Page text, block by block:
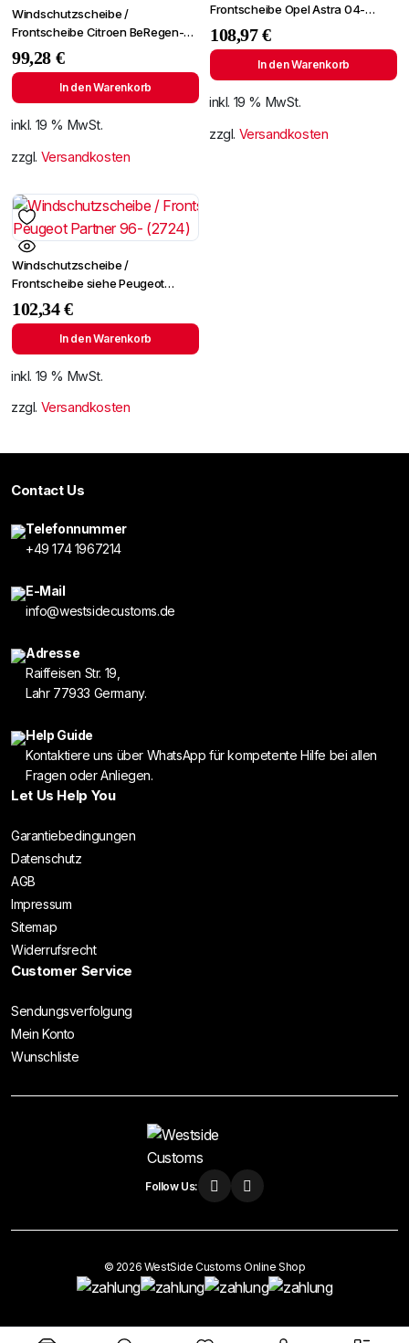
Windschutzscheibe /
Frontscheibe Citroen BeRegen-
Lichtingo 96- +Spiegelhalter
99,28 €
In den Warenkorb
inkl. 19 % MwSt.
zzgl. Versandkosten
Frontscheibe Opel Astra 04-
+Spiegelhalter+Sensor
108,97€
In den Warenkorb
inkl. 19 % MwSt.
zzgl. Versandkosten
Windschutzscheibe /
Frontscheibe siehe Peugeot
Partner 96- (2724)
102,34€
In den Warenkorb
inkl. 19 % MwSt.
zzgl. Versandkosten
Contact Us
Telefonnummer
+49 174 1967214
E-Mail
info@westsidecustoms.de
Adresse
Raiffeisen Str. 19,
Lahr 77933 Germany.
Help Guide
Kontaktiere uns über WhatsApp für kompetente Hilfe bei allen
Fragen oder Anliegen.
Let Us Help You
Garantiebedingungen
Datenschutz
AGB
Impressum
Sitemap
Widerrufsrecht
Customer Service
Sendungsverfolgung
Mein Konto
Wunschliste
Follow Us:
© 2026 WestSide Customs Online Shop